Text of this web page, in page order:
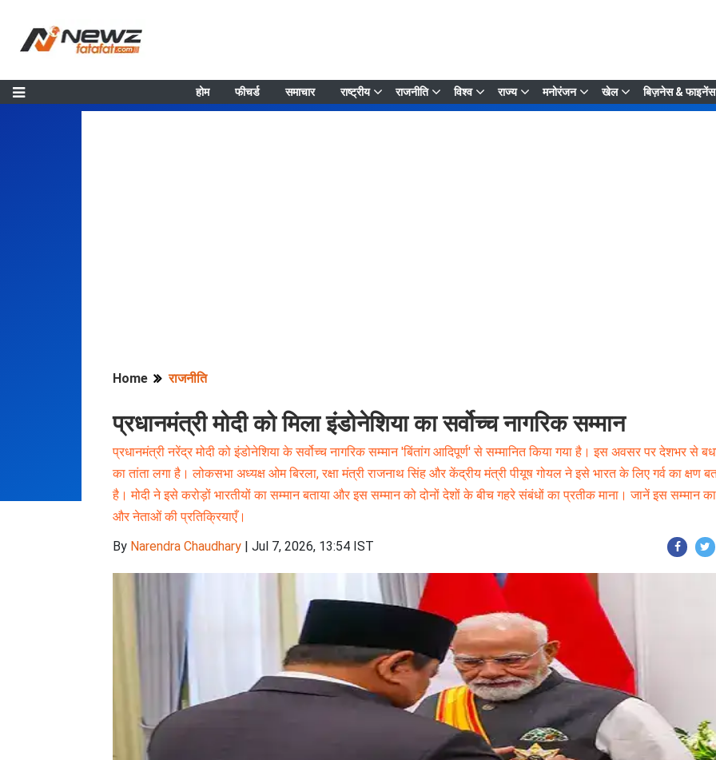
होम फीचर्ड समाचार राष्ट्रीय राजनीति विश्व राज्य मनोरंजन खेल बिज़नेस & फाइनेंस
Home राजनीति
प्रधानमंत्री मोदी को मिला इंडोनेशिया का सर्वोच्च नागरिक सम्मान
प्रधानमंत्री नरेंद्र मोदी को इंडोनेशिया के सर्वोच्च नागरिक सम्मान 'बिंतांग आदिपूर्ण' से सम्मानित किया गया है। इस अवसर पर देशभर से
का तांता लगा है। लोकसभा अध्यक्ष ओम बिरला, रक्षा मंत्री राजनाथ सिंह और केंद्रीय मंत्री पीयूष गोयल ने इसे भारत के लिए गर्व का क्षण
है। मोदी ने इसे करोड़ों भारतीयों का सम्मान बताया और इस सम्मान को दोनों देशों के बीच गहरे संबंधों का प्रतीक माना। जानें इस सम्मान
और नेताओं की प्रतिक्रियाएँ।
By Narendra Chaudhary | Jul 7, 2026, 13:54 IST